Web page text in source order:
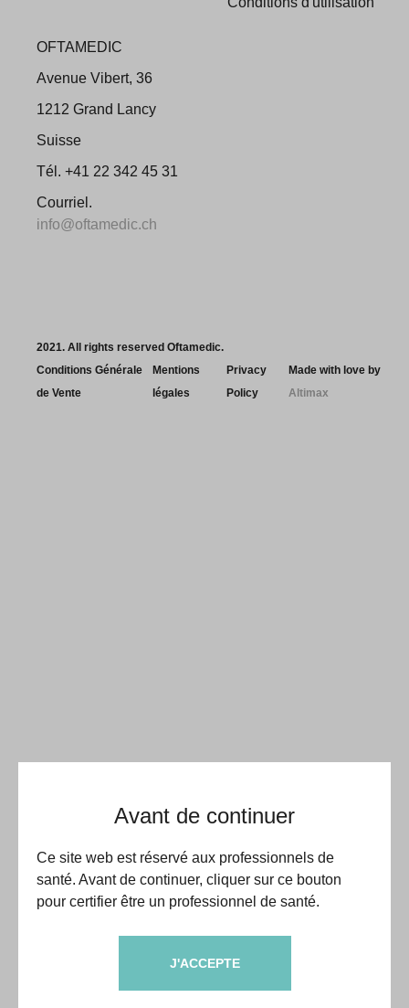
Avant de continuer
Ce site web est réservé aux professionnels de
santé. Avant de continuer, cliquer sur ce bouton
pour certifier être un professionnel de santé.
J'ACCEPTE
OFTAMEDIC
Avenue Vibert, 36
1212 Grand Lancy
Suisse
Tél. +41 22 342 45 31
Courriel.
info@oftamedic.ch
2021. All rights reserved Oftamedic.
Conditions Générale
de Vente
Mentions
légales
Privacy
Policy
Made with love by
Altimax